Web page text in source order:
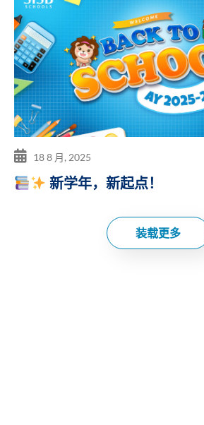
新学年，新起点！
18 8 月, 2025
装载更多